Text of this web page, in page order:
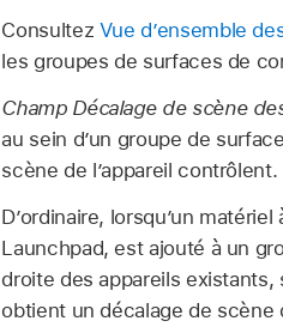
Consultez Vue d’ensemble
les groupes de surfaces de
Champ Décalage de scène
au sein d’un groupe de
scène de l’appareil contrôlent.
D’ordinaire, lorsqu’un
Launchpad, est ajouté à un
droite des appareils existants,
obtient un décalage de scène